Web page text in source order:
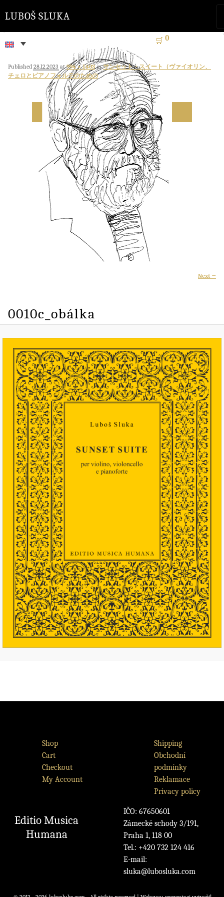
🛒 0
LUBOŠ SLUKA
Next →
0010c_obálka
Published 28.12.2023 at994 × 1403inサンセット・スイート（ヴァイオリン、
チェロとピアノフォルテのための
Shop
Cart
Checkout
My Account
Shipping
Obchodní
podmínky
Reklamace
Privacy policy
Editio Musica
Humana
IČO: 67650601
Zámecké schody 3/191,
Praha 1, 118 00
Tel.: +420 732 124 416
E-mail:
sluka@lubosluka.com